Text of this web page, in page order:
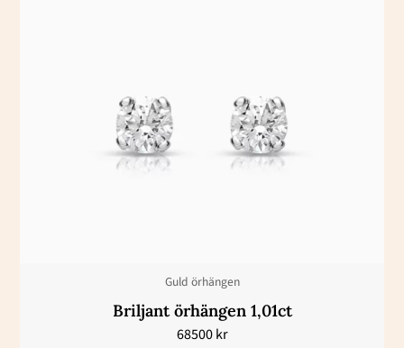
Guld örhängen
Briljant örhängen 1,01ct
68500kr